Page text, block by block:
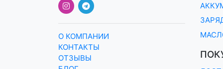
О КОМПАНИИ
КОНТАКТЫ
ОТЗЫВЫ